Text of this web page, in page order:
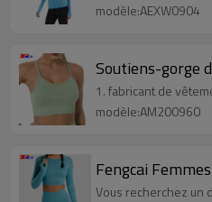
modèle:AEXW0904
Soutiens-gorge
1. fabricant de
modèle:AM200960
Fengcai
Vous recherchez un